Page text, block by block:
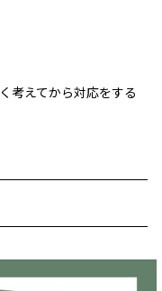
考えてから対応をする